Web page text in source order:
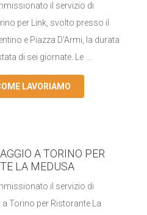
il servizio di
per Link, svolto presso il
e Piazza D'Armi, la durata
di sei giornate. Le ...
LAVORIAMO
A TORINO PER
LA MEDUSA
il servizio di
Torino per Ristorante La